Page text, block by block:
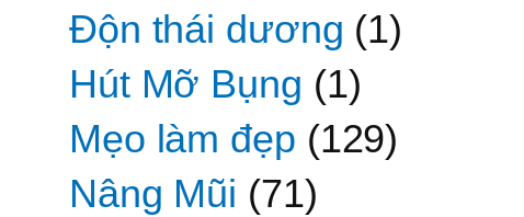
Độn thái dương (1)
Hút Mỡ Bụng (1)
Mẹo làm đẹp (129)
Nâng Mũi (71)